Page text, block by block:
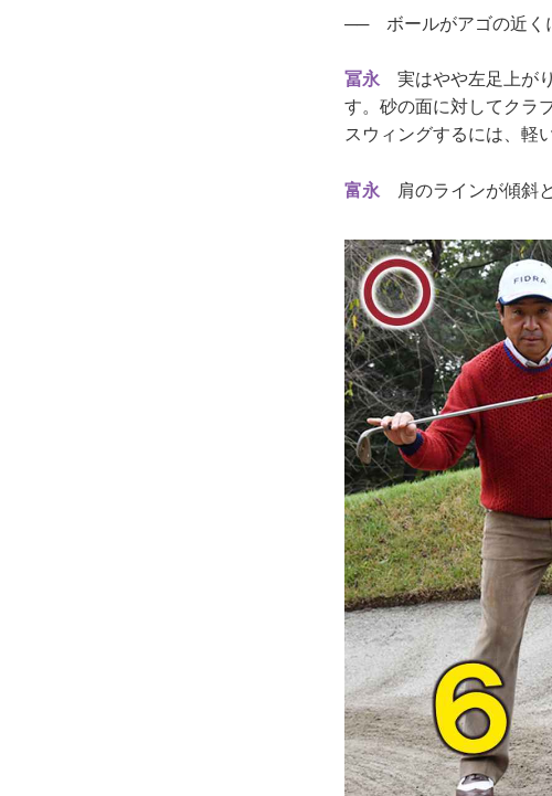
── ボールがアゴの近く
冨永 実はやや左足上が
す。砂の面に対してクラ
スウィングするには、軽
富永 肩のラインが傾斜